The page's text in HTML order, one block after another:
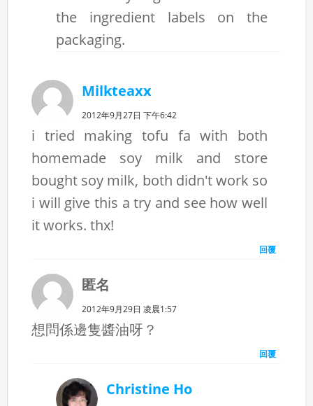
the ingredient labels on the
packaging.
Milkteaxx
2012年9月27日 下午6:42
i tried making tofu fa with both
homemade soy milk and store
bought soy milk, both didn't work so
i will give this a try and see how well
it works. thx!
回覆
匿名
2012年9月29日 凌晨1:57
想問係邊隻醬油呀？
回覆
Christine Ho